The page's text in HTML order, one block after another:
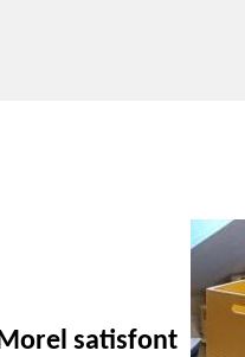
satisfont